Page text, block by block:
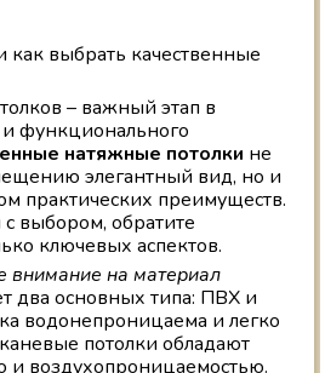
– важный этап в
и функционального
натяжные потолки не
элегантный вид, но и
практических преимуществ.
выбором, обратите
ключевых аспектов.
внимание на материал
два основных типа: ПВХ и
водонепроницаема и легко
потолки обладают
и воздухопроницаемостью.